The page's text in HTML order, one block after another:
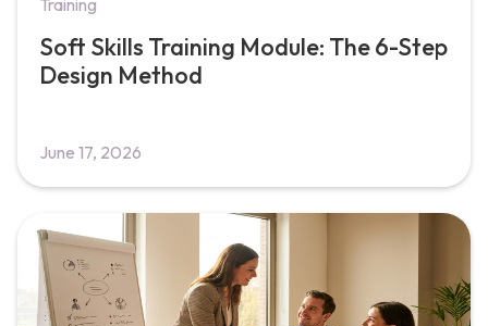
Training
Soft Skills Training Module: The 6-Step
Design Method
June 17, 2026